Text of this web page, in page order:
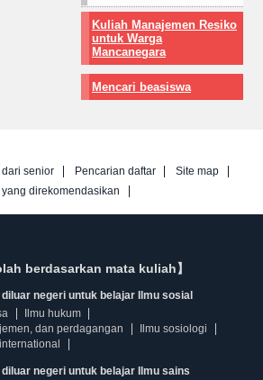
Kuliah Manajemen Resiko
untuk Warga
Mancanegara
Mencari beasiswa
dari senior Pencarian daftar
Site map
direkomendasikan
berdasarkan mata kuliah】
negeri untuk belajar Ilmu sosial
Ilmu hukum
dan perdagangan
Ilmu sosiologi
negeri untuk belajar Ilmu sains